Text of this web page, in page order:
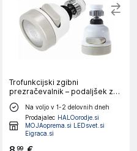
Trofunkcijski zgibni
prezračevalnik – podaljšek za
pipo
Na voljo v 1-2 delovnih dneh
Prodajalec HALOorodje.si
MOJAoprema.si LEDsvet.si
Eigraca.si
99